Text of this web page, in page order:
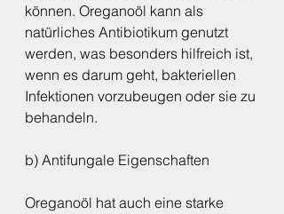
können. Oreganoöl kann als
natürliches Antibiotikum genutzt
werden, was besonders hilfreich ist,
wenn es darum geht, bakteriellen
Infektionen vorzubeugen oder sie zu
behandeln.
b) Antifungale Eigenschaften
Oreganoöl hat auch eine starke